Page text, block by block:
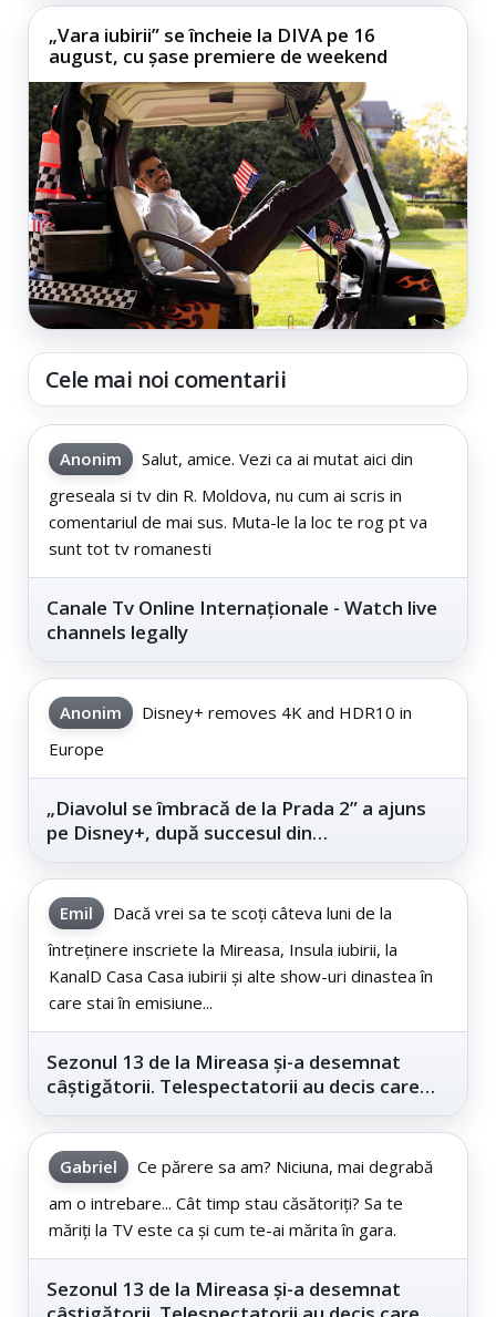
„Vara iubirii” se încheie la DIVA pe 16
august, cu șase premiere de weekend
Cele mai noi comentarii
Anonim
Salut, amice. Vezi ca ai mutat aici din
greseala si tv din R. Moldova, nu cum ai scris in
comentariul de mai sus. Muta-le la loc te rog pt va
sunt tot tv romanesti
Canale Tv Online Internaționale - Watch live
channels legally
Anonim
Disney+ removes 4K and HDR10 in
Europe
„Diavolul se îmbracă de la Prada 2” a ajuns
pe Disney+, după succesul din
Emil
Dacă vrei sa te scoți câteva luni de la
întreținere inscriete la Mireasa, Insula iubirii, la
KanalD Casa Casa iubirii și alte show-uri dinastea în
care stai în emisiune...
Sezonul 13 de la Mireasa și-a desemnat
câștigătorii. Telespectatorii au decis care
Gabriel
Ce părere sa am? Niciuna, mai degrabă
am o intrebare... Cât timp stau căsătoriți? Sa te
măriți la TV este ca și cum te-ai mărita în gara.
Sezonul 13 de la Mireasa și-a desemnat